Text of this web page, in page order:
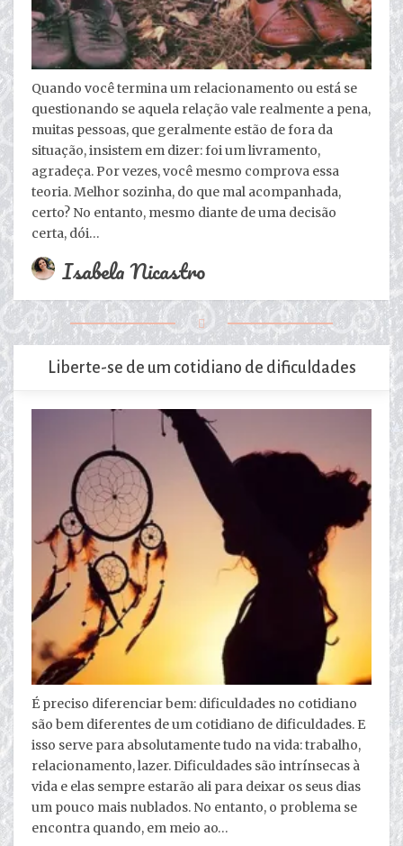
Quando você termina um relacionamento ou está se
questionando se aquela relação vale realmente a pena,
muitas pessoas, que geralmente estão de fora da
situação, insistem em dizer: foi um livramento,
agradeça. Por vezes, você mesmo comprova essa
teoria. Melhor sozinha, do que mal acompanhada,
certo? No entanto, mesmo diante de uma decisão
certa, dói…
Isabela Nicastro
Liberte-se de um cotidiano de dificuldades
É preciso diferenciar bem: dificuldades no cotidiano
são bem diferentes de um cotidiano de dificuldades. E
isso serve para absolutamente tudo na vida: trabalho,
relacionamento, lazer. Dificuldades são intrínsecas à
vida e elas sempre estarão ali para deixar os seus dias
um pouco mais nublados. No entanto, o problema se
encontra quando, em meio ao…